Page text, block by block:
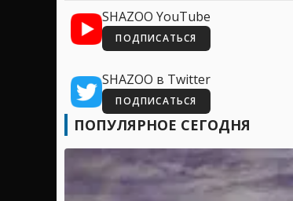
SHAZOO YouTube
ПОДПИСАТЬСЯ
SHAZOO в Twitter
ПОДПИСАТЬСЯ
ПОПУЛЯРНОЕ СЕГОДНЯ